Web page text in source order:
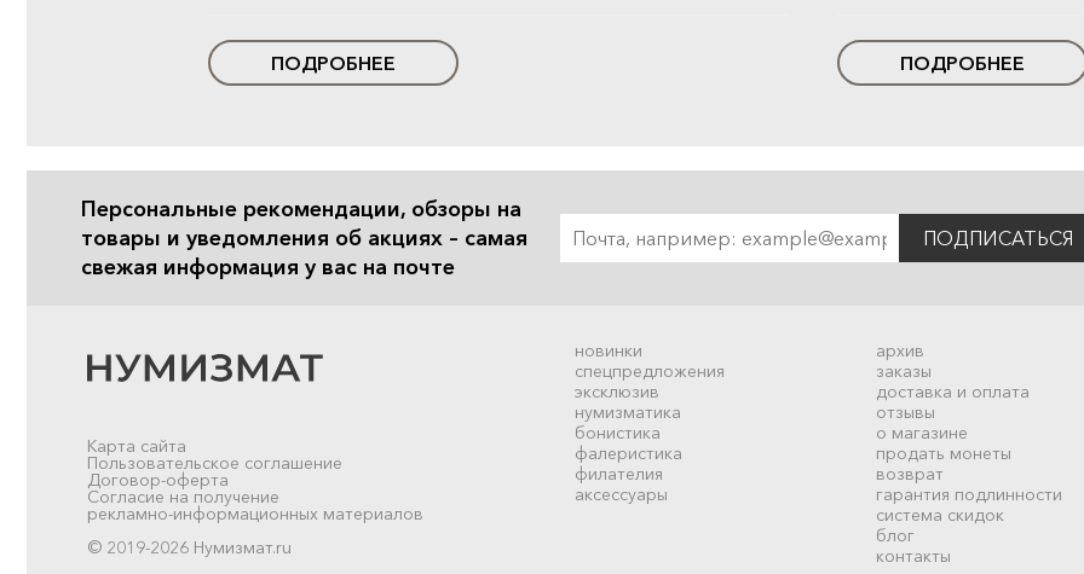
ПОДРОБНЕЕ ПОДРОБНЕЕ
Персональные рекомендации, обзоры на
товары и уведомления об акциях – самая
свежая информация у вас на почте
ПОДПИСАТЬСЯ
новинки
спецпредложения
эксклюзив
нумизматика
бонистика
фалеристика
филателия
аксессуары
архив
заказы
доставка и оплата
отзывы
о магазине
продать монеты
возврат
гарантия подлинности
система скидок
блог
контакты
Карта сайта
Пользовательское соглашение
Договор-оферта
Согласие на получение
рекламно-информационных материалов
© 2019-2026 Нумизмат.ru